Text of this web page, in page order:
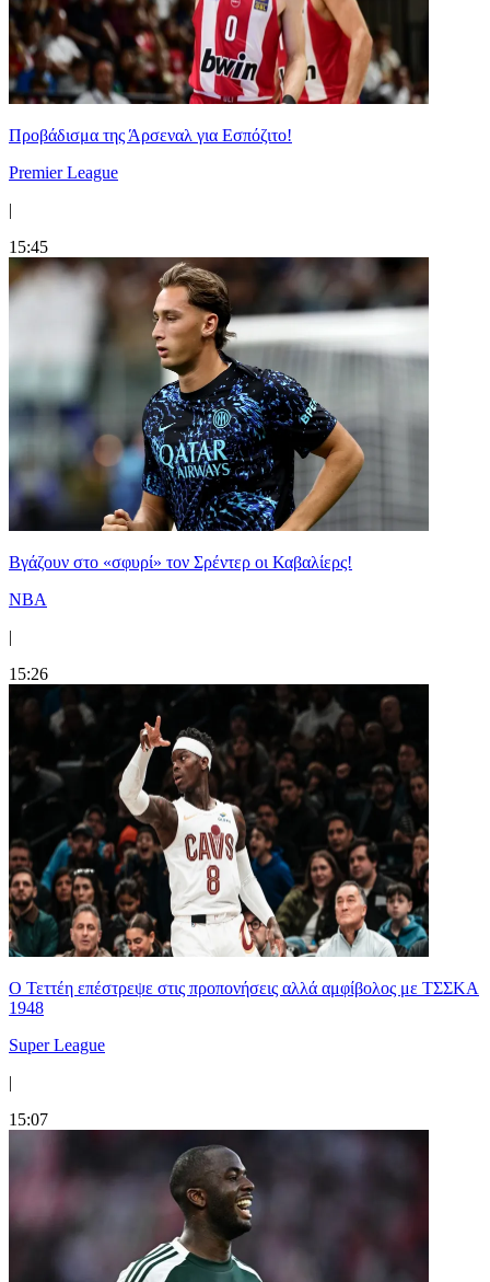
Προβάδισμα της Άρσεναλ για Εσπόζιτο!
Premier League
|
15:45
Bγάζουν στο «σφυρί» τον Σρέντερ οι Καβαλίερς!
NBA
|
15:26
Ο Τεττέη επέστρεψε στις προπονήσεις αλλά αμφίβολος με ΤΣΣΚΑ
1948
Super League
|
15:07